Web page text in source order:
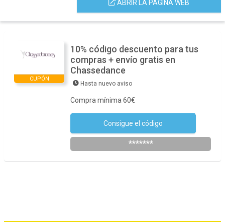
ABRIR LA PÁGINA WEB
CUPÓN
10% código descuento para tus
compras + envío gratis en
Chassedance
Hasta nuevo aviso
Compra mínima 60€
Consigue el código
*******